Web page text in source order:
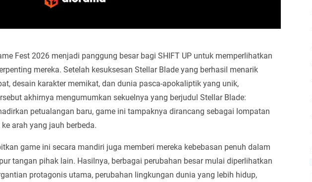
Fest 2026 menjadi panggung besar bagi SHIFT UP untuk memperlihatkan
mereka. Setelah kesuksesan Stellar Blade yang berhasil menarik
desain karakter memikat, dan dunia pasca-apokaliptik yang unik,
akhirnya mengumumkan sekuelnya yang berjudul Stellar Blade:
petualangan baru, game ini tampaknya dirancang sebagai lompatan
arah yang jauh berbeda.
game ini secara mandiri juga memberi mereka kebebasan penuh dalam
tangan pihak lain. Hasilnya, berbagai perubahan besar mulai diperlihatkan
protagonis utama, perubahan lingkungan dunia yang lebih hidup,